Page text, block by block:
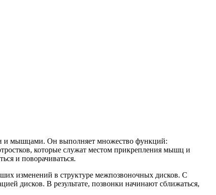
и мышцами. Он выполняет множество функций:
которые служат местом прикрепления мышц и
и поворачиваться.
изменений в структуре межпозвоночных дисков. С
дисков. В результате, позвонки начинают сближаться,